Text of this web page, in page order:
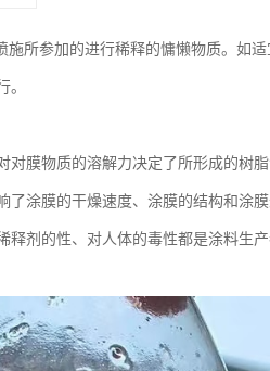
所参加的进行稀释的慵懒物质。如
。
膜物质的溶解力决定了所形成的树
涂膜的干燥速度、涂膜的结构和涂
剂的性、对人体的毒性都是涂料生